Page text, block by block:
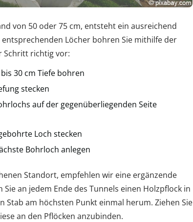
von 50 oder 75 cm, entsteht ein ausreichend
Löcher bohren Sie mithilfe der
Schritt richtig vor:
30 cm Tiefe bohren
stecken
auf der gegenüberliegenden Seite
Loch stecken
Bohrloch anlegen
Standort, empfehlen wir eine ergänzende
an jedem Ende des Tunnels einen Holzpflock in
Stab am höchsten Punkt einmal herum. Ziehen Sie
an den Pflöcken anzubinden.